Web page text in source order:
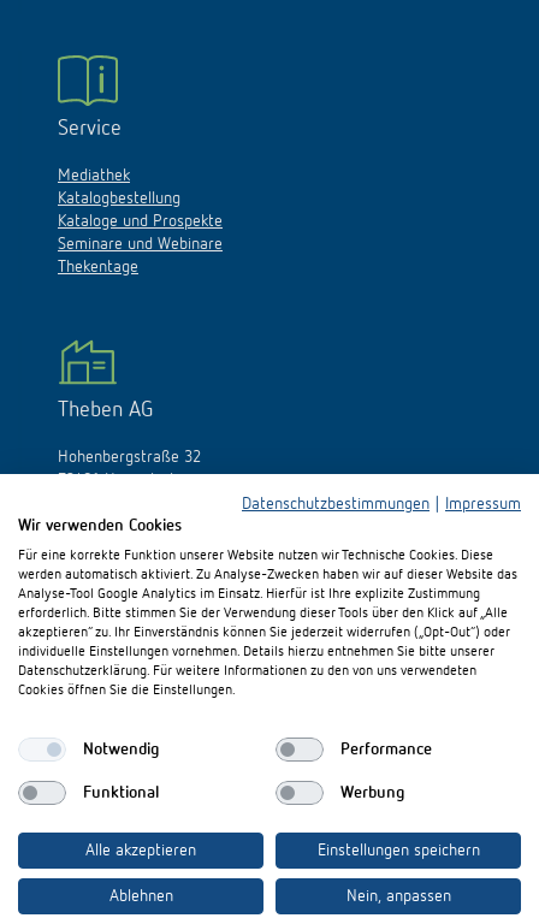
Service
Mediathek
Katalogbestellung
Kataloge und Prospekte
Seminare und Webinare
Thekentage
Theben AG
Hohenbergstraße 32
Fax: +49 (0)74 74/692-150
E-Mail:info@theben.de
Besuchen Sie uns auf:
Impressum Datenschutz
Datenschutzbestimmungen
Impressum
Wir verwenden Cookies
Für eine korrekte Funktion unserer Website nutzen wir Technische Cookies. Diese
werden automatisch aktiviert. Zu Analyse-Zwecken haben wir auf dieser Website das
Analyse-Tool Google Analytics im Einsatz. Hierfür ist Ihre explizite Zustimmung
erforderlich. Bitte stimmen Sie der Verwendung dieser Tools über den Klick auf „Alle
akzeptieren“ zu. Ihr Einverständnis können Sie jederzeit widerrufen („Opt-Out“) oder
individuelle Einstellungen vornehmen. Details hierzu entnehmen Sie bitte unserer
Datenschutzerklärung. Für weitere Informationen zu den von uns verwendeten
Cookies öffnen Sie die Einstellungen.
Notwendig Performance
Funktional Werbung
Alle akzeptieren Einstellungen speichern
Ablehnen Nein, anpassen